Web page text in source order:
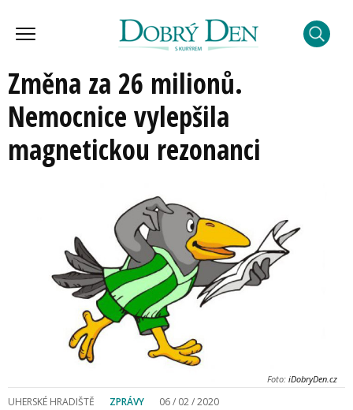
Změna za 26 milionů.
Nemocnice vylepšila
magnetickou rezonanci
Foto: iDobryDen.cz
UHERSKÉ HRADIŠTĚ ZPRÁVY 06 / 02 / 2020